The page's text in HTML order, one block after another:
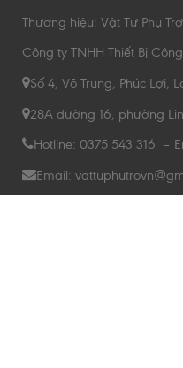
Thương hiệu: Vật Tư Phụ Trợ
Công ty TNHH Thiết Bị
Số 4, Võ Trung, Phúc Lợi,
28A đường 16, phường
Hotline: 0375 543 316 –
Email: